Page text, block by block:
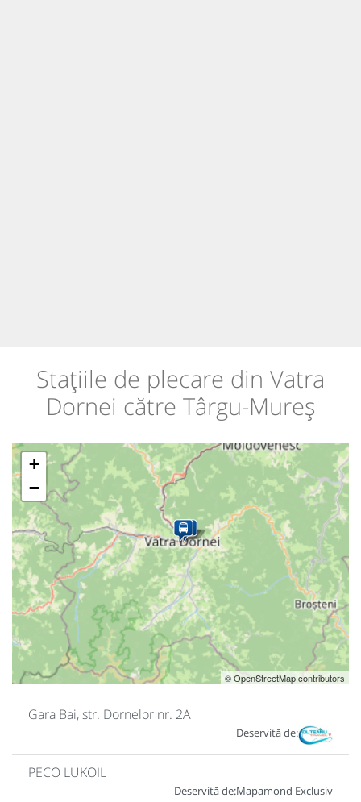
Stațiile de plecare din Vatra
Dornei către Târgu-Mureș
+
−
© OpenStreetMap contributors
Gara Bai, str. Dornelor nr. 2A
Deservită de:
PECO LUKOIL
Deservită de:Mapamond Exclusiv